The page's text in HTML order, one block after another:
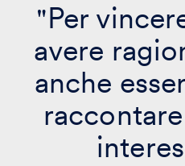
"Per
avere
anche